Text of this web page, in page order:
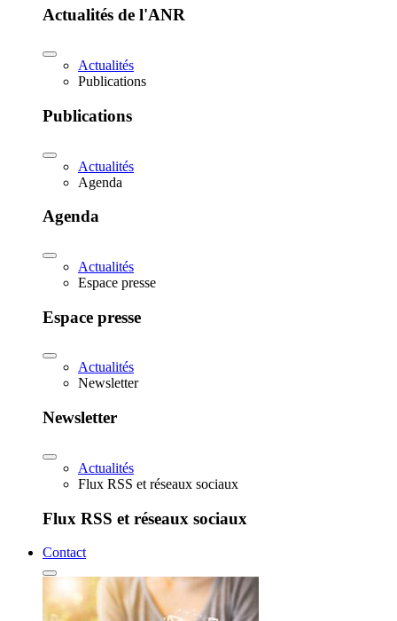
Actualités de l'ANR
Actualités
Publications
Publications
Actualités
Agenda
Agenda
Actualités
Espace presse
Espace presse
Actualités
Newsletter
Newsletter
Actualités
Flux RSS et réseaux sociaux
Flux RSS et réseaux sociaux
Contact